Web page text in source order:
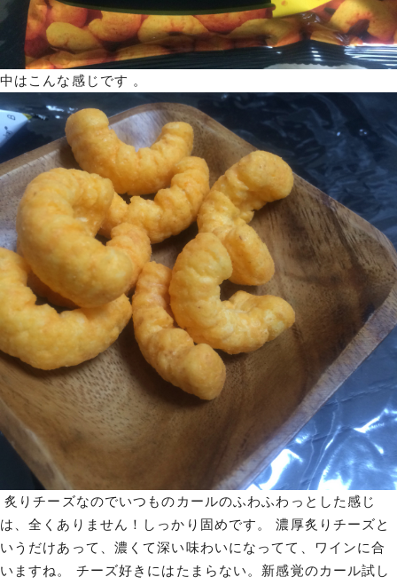
中はこんな感じです 。
炙りチーズなのでいつものカールのふわふわっとした感じ
は、全くありません！しっかり固めです。 濃厚炙りチーズと
いうだけあって、濃くて深い味わいになってて、ワインに合
いますね。 チーズ好きにはたまらない。新感覚のカール試し